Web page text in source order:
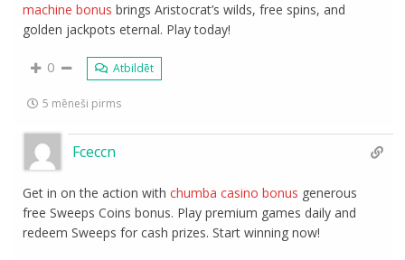
machine bonus brings Aristocrat’s wilds, free spins, and
golden jackpots eternal. Play today!
0 Atbildēt
5 mēneši pirms
Fceccn
Get in on the action withchumba casino bonus generous
free Sweeps Coins bonus. Play premium games daily and
redeem Sweeps for cash prizes. Start winning now!